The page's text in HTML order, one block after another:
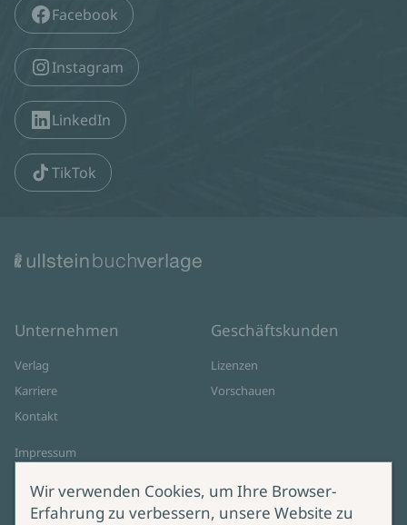
Facebook
Instagram
LinkedIn
TikTok
Unternehmen
Verlag
Karriere
Kontakt
Impressum
Cookie-Einstellungen
Geschäftskunden
Lizenzen
Vorschauen
Wir verwenden Cookies, um Ihre Browser-
Erfahrung zu verbessern, unsere Website zu